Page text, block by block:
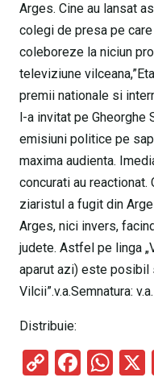
Arges. Cine au lansat
colegi de presa pe
coleboreze la niciun
televiziune
premii nationale si
l-a invitat pe Gheorghe
emisiuni politice pe
maxima audienta.
concurati au reactionat.
ziaristul a fugit din
Arges, nici invers,
judete. Astfel pe linga
aparut azi) este posibil
Vilcii”.v.a.Semnatura: v.a.
Distribuie:
C
F
W